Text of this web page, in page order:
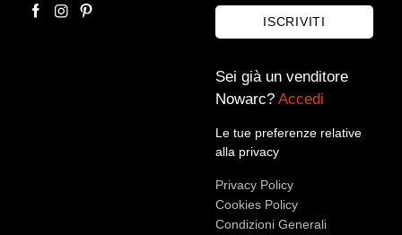
Accetto le condizioni sullaprivacy policy*.
ISCRIVITI
Sei già un venditore
Nowarc? Accedi
Le tue preferenze relative
alla privacy
Privacy Policy
Cookies Policy
Condizioni Generali